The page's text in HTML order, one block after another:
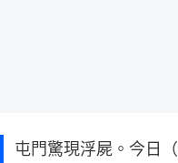
屯門驚現浮屍。今日